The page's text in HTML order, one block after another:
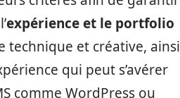
expérience et le portfolio
technique et créative, ainsi
qui peut s’avérer
comme WordPress ou